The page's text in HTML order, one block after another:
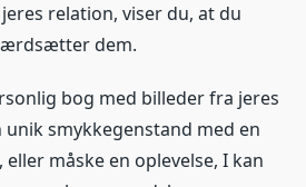
relation, viser du, at du
dem.
bog med billeder fra jeres
smykkegenstand med en
måske en oplevelse, I kan